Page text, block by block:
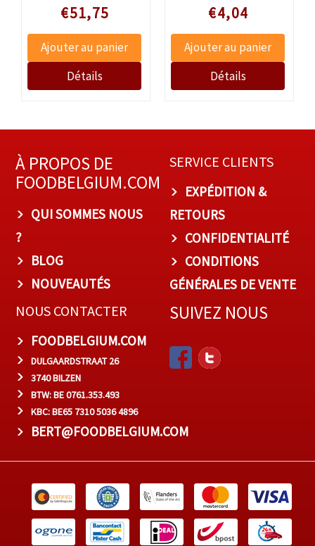
Speciale prijs
€51,75 Speciale prijs
€4,04
À PROPOS DE
FOODBELGIUM.COM
QUI SOMMES NOUS
?
BLOG
NOUVEAUTÉS
SERVICE CLIENTS
EXPÉDITION &
RETOURS
CONFIDENTIALITÉ
CONDITIONS
GÉNÉRALES DE VENTE
NOUS CONTACTER
FOODBELGIUM.COM
DULGAARDSTRAAT 26
3740 BILZEN
BTW: BE 0761.353.493
KBC: BE65 7310 5036 4896
BERT@FOODBELGIUM.COM
SUIVEZ NOUS